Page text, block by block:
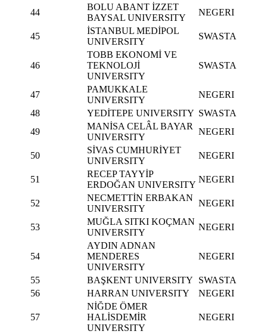
44
BOLU ABANT İZZET
BAYSAL UNIVERSITY
NEGERI
45
İSTANBUL MEDİPOL
UNIVERSITY
SWASTA
46
TOBB EKONOMİ VE
TEKNOLOJİ
UNIVERSITY
SWASTA
47
PAMUKKALE
UNIVERSITY
NEGERI
48
YEDİTEPE UNIVERSITY SWASTA
49
MANİSA CELÂL BAYAR
UNIVERSITY
NEGERI
50
SİVAS CUMHURİYET
UNIVERSITY
NEGERI
51
RECEP TAYYİP
ERDOĞAN UNIVERSITY
NEGERI
52
NECMETTİN ERBAKAN
UNIVERSITY
NEGERI
53
MUĞLA SITKI KOÇMAN
UNIVERSITY
NEGERI
54
AYDIN ADNAN
MENDERES
UNIVERSITY
NEGERI
55 BAŞKENT UNIVERSITY
SWASTA
56
HARRAN UNIVERSITY NEGERI
57
NİĞDE ÖMER
HALİSDEMİR
UNIVERSITY
NEGERI